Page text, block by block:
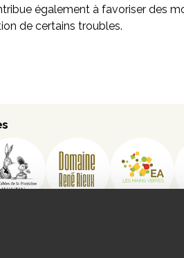
également à favoriser des
de certains troubles.